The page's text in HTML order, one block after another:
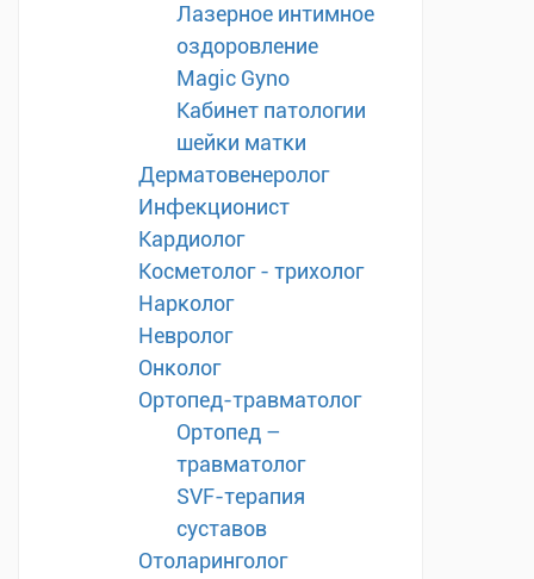
Лазерное интимное
оздоровление
Magic Gyno
Кабинет патологии
шейки матки
Дерматовенеролог
Инфекционист
Кардиолог
Косметолог - трихолог
Нарколог
Невролог
Онколог
Ортопед-травматолог
Ортопед –
травматолог
SVF-терапия
суставов
Отоларинголог